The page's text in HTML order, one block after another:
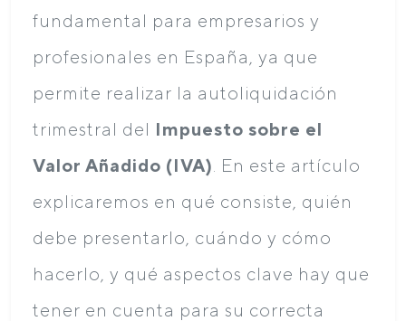
fundamental para empresarios y
profesionales en España, ya que
permite realizar la autoliquidación
trimestral del Impuesto sobre el
Valor Añadido (IVA) . En este artículo
explicaremos en qué consiste, quién
debe presentarlo, cuándo y cómo
hacerlo, y qué aspectos clave hay que
tener en cuenta para su correcta